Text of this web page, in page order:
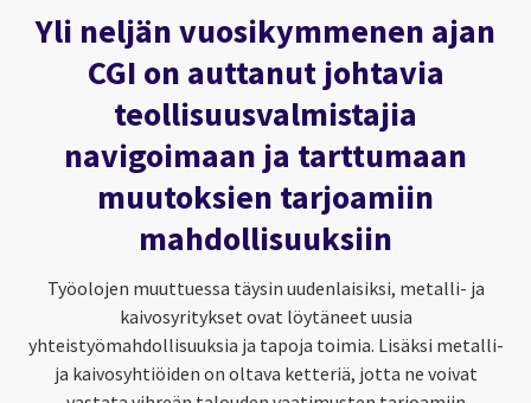
Yli neljän vuosikymmenen ajan
CGI on auttanut johtavia
teollisuusvalmistajia
navigoimaan ja tarttumaan
muutoksien tarjoamiin
mahdollisuuksiin
Työolojen muuttuessa täysin uudenlaisiksi, metalli- ja
kaivosyritykset ovat löytäneet uusia
yhteistyömahdollisuuksia ja tapoja toimia. Lisäksi metalli-
ja kaivosyhtiöiden on oltava ketteriä, jotta ne voivat